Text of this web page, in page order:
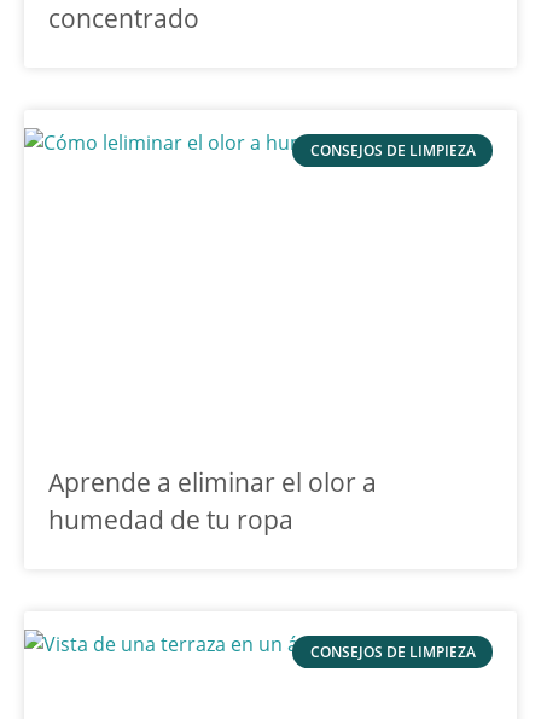
concentrado
CONSEJOS DE LIMPIEZA
Aprende a eliminar el olor a
humedad de tu ropa
CONSEJOS DE LIMPIEZA